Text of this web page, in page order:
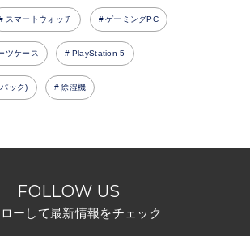
スマートウォッチ ゲーミングPC
ツケース PlayStation 5
ック) 除湿機
FOLLOW US
ーして最新情報をチェック